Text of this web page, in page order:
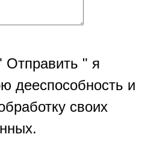
Отправить " я
дееспособность и
своих